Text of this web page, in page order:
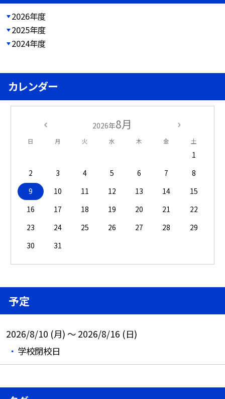
2026年度
2025年度
2024年度
カレンダー
2026年8月
日 月 火 水 木 金 土
1
2
3 4 5 6 7
8
9
10 11 12 13 14
15
16
17 18 19 20 21
22
23
24 25 26 27 28
29
30
31
予定
2026/8/10 (月) ～ 2026/8/16 (日)
学校閉校日